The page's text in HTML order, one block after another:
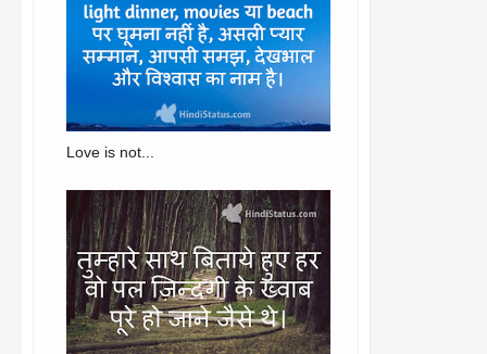
Love is not...